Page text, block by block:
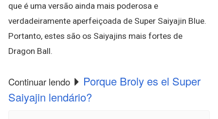
que é uma versão ainda mais poderosa e
verdadeiramente aperfeiçoada de Super Saiyajin Blue.
Portanto, estes são os Saiyajins mais fortes de
Dragon Ball.
Continuar lendo
Porque Broly es el Super
Saiyajin lendário?